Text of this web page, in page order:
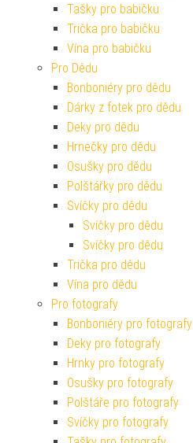
Tašky pro babičku
Trička pro babičku
Vína pro babičku
Pro Dědu
Bonboniéry pro dědu
Dárky z fotek pro dědu
Deky pro dědu
Hrnečky pro dědu
Osušky pro dědu
Polštářky pro dědu
Svíčky pro dědu
Svíčky pro dědu
Svíčky pro dědu
Trička pro dědu
Vína pro dědu
Pro fotografy
Bonboniéry pro fotografy
Deky pro fotografy
Hrnky pro fotografy
Osušky pro fotografy
Polštáře pro fotografy
Svíčky pro fotografy